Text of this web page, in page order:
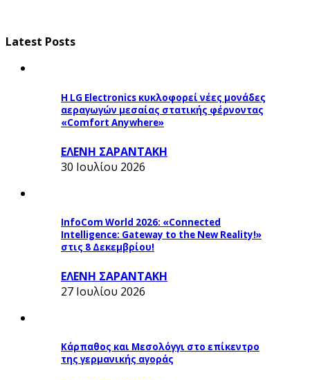
Latest Posts
Η LG Electronics κυκλοφορεί νέες μονάδες
αεραγωγών μεσαίας στατικής φέρνοντας
«Comfort Anywhere»
ΕΛΕΝΗ ΣΑΡΑΝΤΑΚΗ
30 Ιουλίου 2026
InfoCom World 2026: «Connected
Intelligence: Gateway to the New Reality!»
στις 8 Δεκεμβρίου!
ΕΛΕΝΗ ΣΑΡΑΝΤΑΚΗ
27 Ιουλίου 2026
Κάρπαθος και Μεσολόγγι στο επίκεντρο
της γερμανικής αγοράς